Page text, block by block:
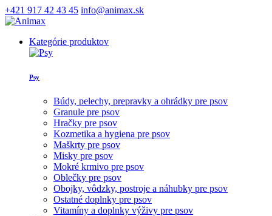
+421 917 42 43 45 info@animax.sk
Kategórie produktov
Psy
Búdy, pelechy, prepravky a ohrádky pre psov
Granule pre psov
Hračky pre psov
Kozmetika a hygiena pre psov
Maškrty pre psov
Misky pre psov
Mokré krmivo pre psov
Oblečky pre psov
Obojky, vôdzky, postroje a náhubky pre psov
Ostatné doplnky pre psov
Vitamíny a doplnky výživy pre psov